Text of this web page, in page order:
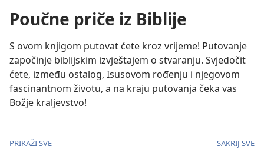
Poučne priče iz Biblije
S ovom knjigom putovat ćete kroz vrijeme! Putovanje
započinje biblijskim izvještajem o stvaranju. Svjedočit
ćete, između ostalog, Isusovom rođenju i njegovom
fascinantnom životu, a na kraju putovanja čeka vas
Božje kraljevstvo!
PRIKAŽI SVE SAKRIJ SVE